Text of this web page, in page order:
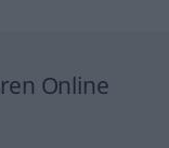
Online